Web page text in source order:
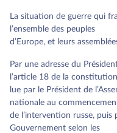
La situation de guerre qui
l’ensemble des peuples
d’Europe, et leurs
Par une adresse du
l’article 18 de la
lue par le Président de
nationale au
de l’intervention russe,
Gouvernement selon les